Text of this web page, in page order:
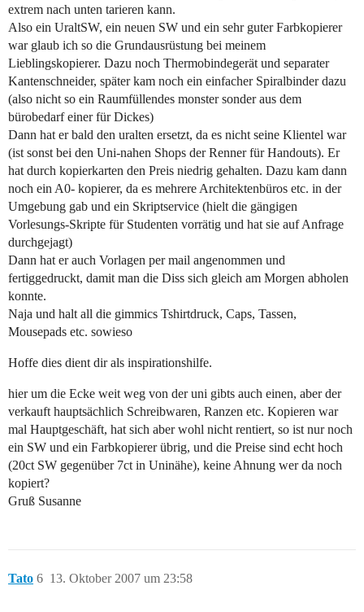
extrem nach unten tarieren kann.
Also ein UraltSW, ein neuen SW und ein sehr guter Farbkopierer
war glaub ich so die Grundausrüstung bei meinem
Lieblingskopierer. Dazu noch Thermobindegerät und separater
Kantenschneider, später kam noch ein einfacher Spiralbinder dazu
(also nicht so ein Raumfüllendes monster sonder aus dem
bürobedarf einer für Dickes)
Dann hat er bald den uralten ersetzt, da es nicht seine Klientel war
(ist sonst bei den Uni-nahen Shops der Renner für Handouts). Er
hat durch kopierkarten den Preis niedrig gehalten. Dazu kam dann
noch ein A0- kopierer, da es mehrere Architektenbüros etc. in der
Umgebung gab und ein Skriptservice (hielt die gängigen
Vorlesungs-Skripte für Studenten vorrätig und hat sie auf Anfrage
durchgejagt)
Dann hat er auch Vorlagen per mail angenommen und
fertiggedruckt, damit man die Diss sich gleich am Morgen abholen
konnte.
Naja und halt all die gimmics Tshirtdruck, Caps, Tassen,
Mousepads etc. sowieso
Hoffe dies dient dir als inspirationshilfe.
hier um die Ecke weit weg von der uni gibts auch einen, aber der
verkauft hauptsächlich Schreibwaren, Ranzen etc. Kopieren war
mal Hauptgeschäft, hat sich aber wohl nicht rentiert, so ist nur noch
ein SW und ein Farbkopierer übrig, und die Preise sind echt hoch
(20ct SW gegenüber 7ct in Uninähe), keine Ahnung wer da noch
kopiert?
Gruß Susanne
Tato 13. Oktober 2007 um 23:58
6